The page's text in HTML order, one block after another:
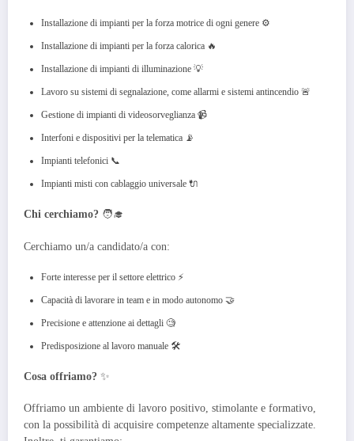
Installazione di impianti per la forza motrice di ogni genere ⚙️
Installazione di impianti per la forza calorica 🔥
Installazione di impianti di illuminazione 💡
Lavoro su sistemi di segnalazione, come allarmi e sistemi antincendio 🚨
Gestione di impianti di videosorveglianza 📹
Interfoni e dispositivi per la telematica 📡
Impianti telefonici 📞
Impianti misti con cablaggio universale 🔌
Chi cerchiamo? 🧑‍🎓
Cerchiamo un/a candidato/a con:
Forte interesse per il settore elettrico ⚡️
Capacità di lavorare in team e in modo autonomo 🤝
Precisione e attenzione ai dettagli 🧐
Predisposizione al lavoro manuale 🛠️
Cosa offriamo? ✨
Offriamo un ambiente di lavoro positivo, stimolante e formativo,
con la possibilità di acquisire competenze altamente specializzate.